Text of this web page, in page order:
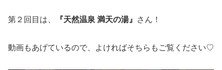
第２回目は、 『天然温泉 満天の湯』 さん！
動画もあげているので、よければそちらもご覧ください♡